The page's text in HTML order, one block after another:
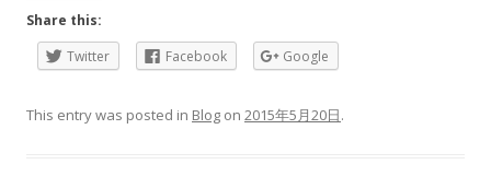
Share this:
Twitter
Facebook Google
This entry was posted in Blog on 2015年5月20日.